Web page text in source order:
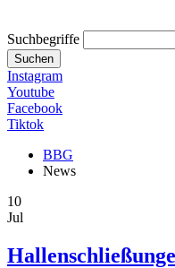
Suchbegriffe
Suchen
Instagram
Youtube
Facebook
Tiktok
BBG
News
10
Jul